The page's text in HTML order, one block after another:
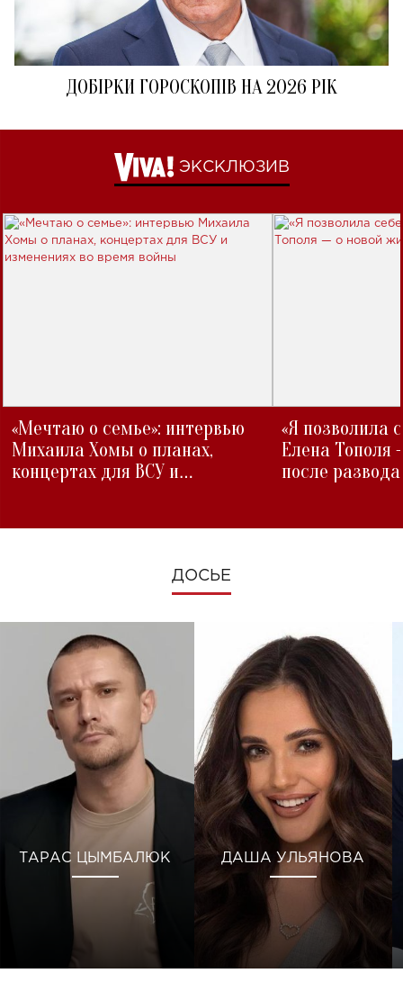
ДОБІРКИ ГОРОСКОПІВ НА 2026 РІК
ЭКСКЛЮЗИВ
«Мечтаю о семье»: интервью
Михаила Хомы о планах,
концертах для ВСУ и
«Я позволила
Елена Тополя
после развода
ДОСЬЕ
ТАРАС ЦЫМБАЛЮК ДАША УЛЬЯНОВА